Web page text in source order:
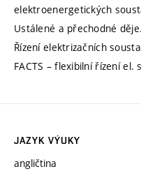
elektroenergetických
Ustálené a přechodné děje.
Řízení elektrizačních
FACTS – flexibilní řízení el.
JAZYK VÝUKY
angličtina